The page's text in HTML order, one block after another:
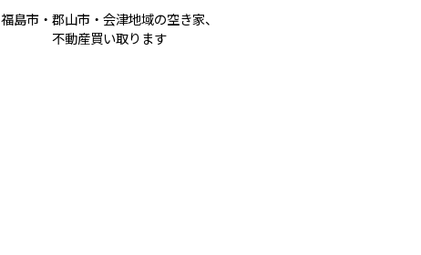
福島市・郡山市・会津地域の空き家、
不動産買い取ります